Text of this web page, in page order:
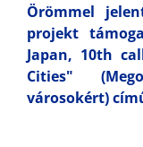
Örömmel
projekt
Japan, 10th
Cities"
városokért)